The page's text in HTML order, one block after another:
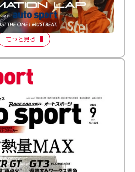
てる。小林利徠斗 × 野村勇斗
Produced by auto sport】
Episode 2
もっと見る